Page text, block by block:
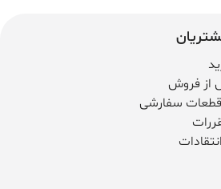
از فروش
سفارشی